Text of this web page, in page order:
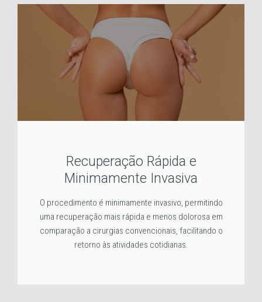
Recuperação Rápida e
Minimamente Invasiva
O procedimento é minimamente invasivo, permitindo
uma recuperação mais rápida e menos dolorosa em
comparação a cirurgias convencionais, facilitando o
retorno às atividades cotidianas.